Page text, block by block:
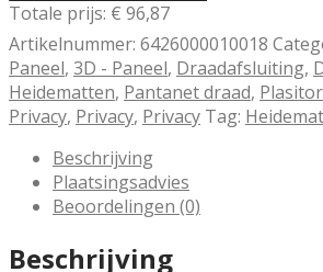
Totale prijs: € 96,87
Artikelnummer: 6426000010018
Paneel, 3D - Paneel, Draadafsluiting,
Heidematten, Pantanet draad,
Privacy, Privacy, Privacy Tag:
Beschrijving
Plaatsingsadvies
Beoordelingen (0)
Beschrijving